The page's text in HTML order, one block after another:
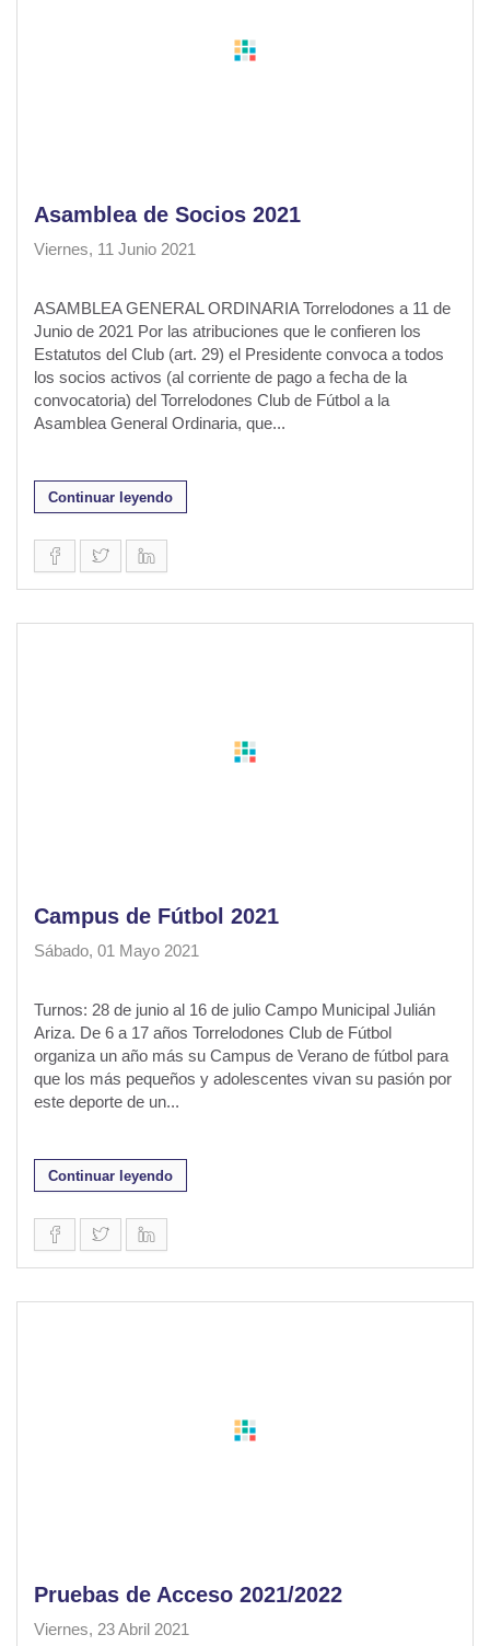
Asamblea de Socios 2021
Viernes, 11 Junio 2021
ASAMBLEA GENERAL ORDINARIA Torrelodones a 11 de
Junio de 2021 Por las atribuciones que le confieren los
Estatutos del Club (art. 29) el Presidente convoca a todos
los socios activos (al corriente de pago a fecha de la
convocatoria) del Torrelodones Club de Fútbol a la
Asamblea General Ordinaria, que...
Continuar leyendo
Campus de Fútbol 2021
Sábado, 01 Mayo 2021
Turnos: 28 de junio al 16 de julio Campo Municipal Julián
Ariza. De 6 a 17 años Torrelodones Club de Fútbol
organiza un año más su Campus de Verano de fútbol para
que los más pequeños y adolescentes vivan su pasión por
este deporte de un...
Continuar leyendo
Pruebas de Acceso 2021/2022
Viernes, 23 Abril 2021